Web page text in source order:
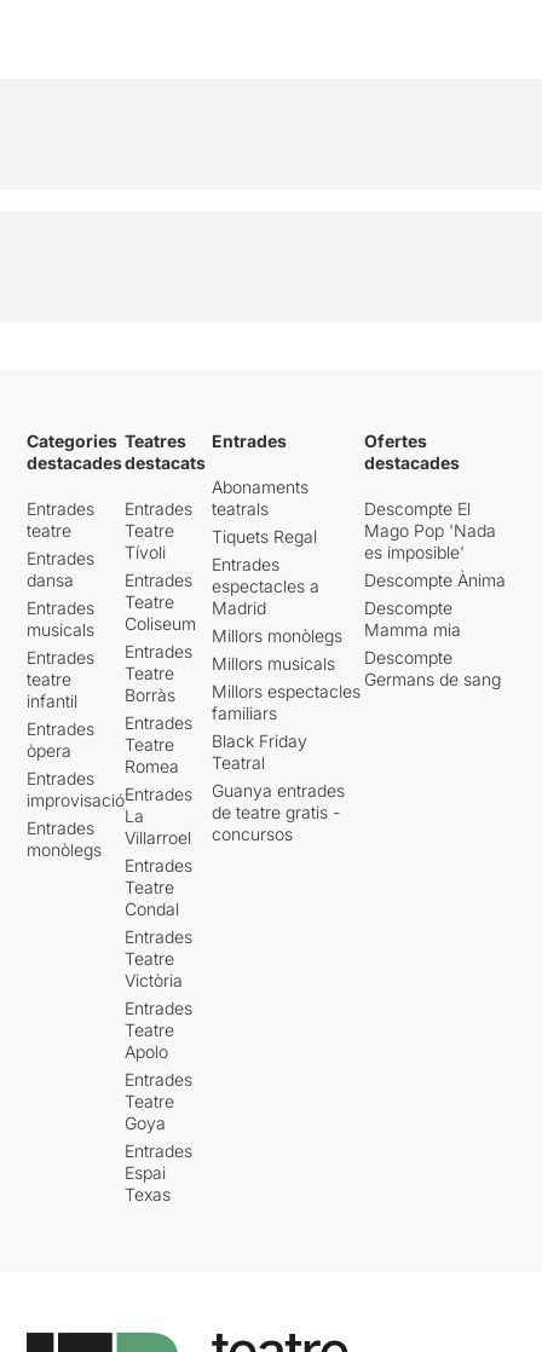
Categories
destacades
Entrades
teatre
Entrades
dansa
Entrades
musicals
Entrades
teatre
infantil
Entrades
òpera
Entrades
improvisació
Entrades
monòlegs
Teatres
destacats
Entrades
Teatre
Tívoli
Entrades
Teatre
Coliseum
Entrades
Teatre
Borràs
Entrades
Teatre
Romea
Entrades
La
Villarroel
Entrades
Teatre
Condal
Entrades
Teatre
Victòria
Entrades
Teatre
Apolo
Entrades
Teatre
Goya
Entrades
Espai
Texas
Entrades
Abonaments
teatrals
Tiquets Regal
Entrades
espectacles a
Madrid
Millors monòlegs
Millors musicals
Millors espectacles
familiars
Black Friday
Teatral
Guanya entrades
de teatre gratis -
concursos
Ofertes
destacades
Descompte El
Mago Pop 'Nada
es imposible'
Descompte Ànima
Descompte
Mamma mia
Descompte
Germans de sang